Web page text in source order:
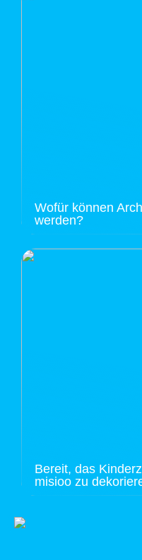
Wofür können
werden?
Bereit, das
misioo zu